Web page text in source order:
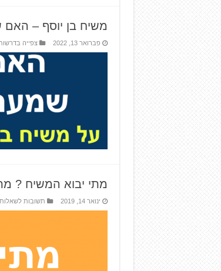
משיח בן יוסף –
פברואר 13, 2022 צפייה
מתי יבוא המשיח ?
ינואר 14, 2019 תשובות